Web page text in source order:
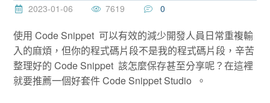
2023-01-06 7619 0
使用 Code Snippet 可以有效的減少開發人員日常重複輸
入的麻煩，但你的程式碼片段不是我的程式碼片段，辛苦
整理好的 Code Snippet 該怎麼保存甚至分享呢？在這裡
就要推薦一個好套件 Code Snippet Studio 。